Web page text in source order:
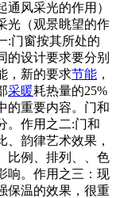
风采光的作用）
光（观景眺望的作
:门窗按其所处的
的设计要求要分别
，新的要求节能 ，
采暖耗热量的25%
的重要内容。门和
。作用之二:门和
韵律艺术效果，
比例、排列、、色
响。作用之三：现
保温的效果，很重